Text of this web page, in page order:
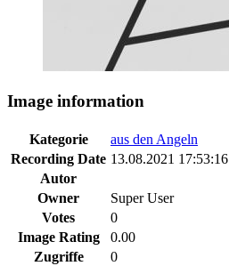
Image information
Kategorie
aus den Angeln
Recording Date 13.08.2021 17:53:16
Autor
Owner
Super User
Votes
0
Image Rating
0.00
Zugriffe
0